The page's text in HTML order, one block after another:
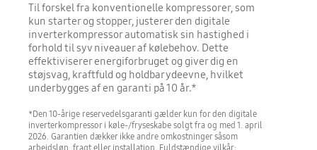
Til forskel fra konventionelle kompressorer, som
kun starter og stopper, justerer den digitale
inverterkompressor automatisk sin hastighed i
forhold til syv niveauer af kølebehov. Dette
effektiviserer energiforbruget og giver dig en
støjsvag, kraftfuld og holdbar ydeevne, hvilket
underbygges af en garanti på 10 år.*
*Den 10-årige reservedelsgaranti gælder kun for den digitale
inverterkompressor i køle-/fryseskabe solgt fra og med 1. april
2026. Garantien dækker ikke andre omkostninger såsom
arbejdsløn, fragt eller installation. Fuldstændige vilkår: